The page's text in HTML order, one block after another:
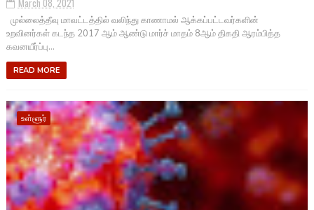
முல்லைத்தீவு மாவட்டத்தில் வலிந்து காணாமல் ஆக்கப்பட்டவர்களின்
உறவினர்கள் கடந்த 2017 ஆம் ஆண்டு மார்ச் மாதம் 8ஆம் திகதி ஆரம்பித்த
கவனயீர்ப்பு...
READ MORE
உள்ளூர்